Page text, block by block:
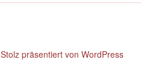
Stolz präsentiert von WordPress